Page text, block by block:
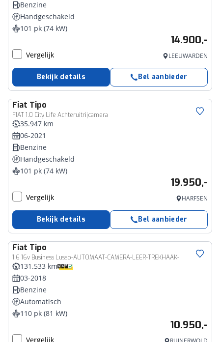
Benzine
Handgeschakeld
101 pk (74 kW)
14.900,-
Vergelijk LEEUWARDEN
Bekijk details Bel aanbieder
Fiat Tipo
FIAT 1.0 City Life Achteruitrijcamera
35.947 km
06-2021
Benzine
Handgeschakeld
101 pk (74 kW)
19.950,-
Vergelijk HARFSEN
Bekijk details Bel aanbieder
Fiat Tipo
1.6 16v Business Lusso-AUTOMAAT-CAMERA-LEER-TREKHAAK-
131.533 km
03-2018
Benzine
Automatisch
110 pk (81 kW)
10.950,-
Vergelijk